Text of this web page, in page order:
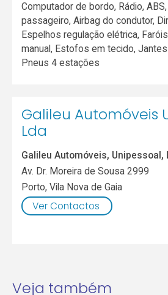
Computador de bordo, Rádio,
passageiro, Airbag do condutor,
Espelhos regulação elétrica,
manual, Estofos em tecido,
Pneus 4 estações
Galileu Automóveis
Lda
Galileu Automóveis, Unipessoal,
Av. Dr. Moreira de Sousa 2999
Porto,Vila Nova de Gaia
Ver Contactos
Veja também